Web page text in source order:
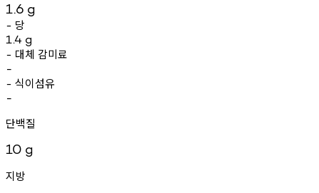
1.6 g
- 당
1.4 g
- 대체 감미료
-
- 식이섬유
-
단백질
10 g
지방